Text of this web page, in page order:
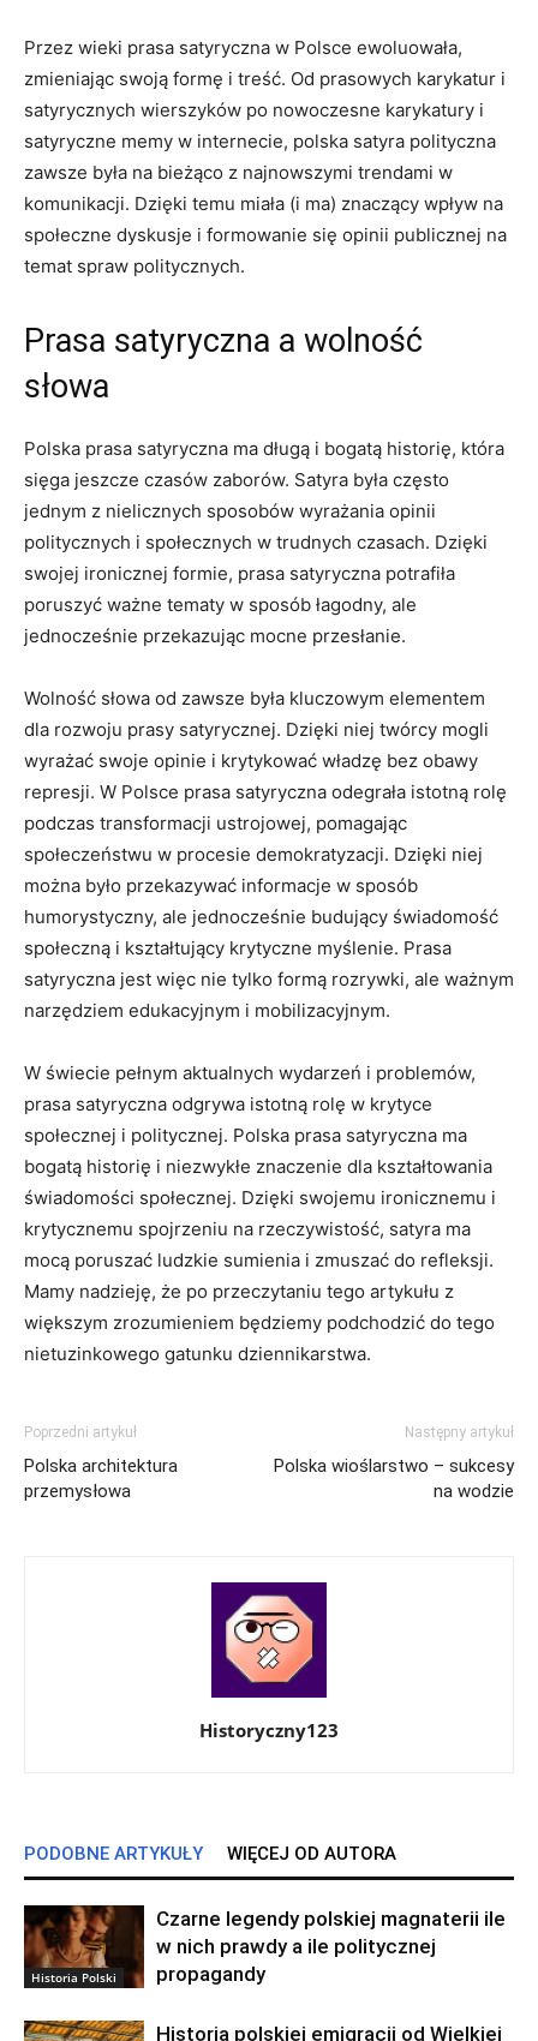
Przez wieki prasa satyryczna w Polsce ewoluowała,
zmieniając swoją formę ​i treść. Od prasowych karykatur i
satyrycznych wierszyków po nowoczesne karykatury i
satyryczne memy w internecie, ‍polska satyra polityczna
zawsze była na bieżąco z⁤ najnowszymi trendami w
komunikacji. Dzięki temu miała (i ma) znaczący wpływ na
społeczne dyskusje i formowanie się opinii ⁢publicznej na
temat spraw politycznych.
Prasa satyryczna a wolność
słowa
Polska prasa ‍satyryczna⁣ ma długą i bogatą historię, która
sięga jeszcze​ czasów zaborów. Satyra była często
jednym z nielicznych sposobów wyrażania opinii
politycznych i społecznych w trudnych czasach. Dzięki
swojej ironicznej formie, prasa ⁢satyryczna potrafiła
poruszyć ważne tematy w sposób łagodny, ale
jednocześnie⁤ przekazując mocne przesłanie.
Wolność słowa od zawsze była kluczowym elementem
dla rozwoju prasy satyrycznej. Dzięki niej twórcy mogli
wyrażać swoje opinie i krytykować władzę bez obawy
represji. ‍W Polsce prasa satyryczna odegrała ⁤istotną rolę
‌podczas transformacji ustrojowej, pomagając
społeczeństwu w ⁢procesie demokratyzacji. Dzięki niej
można było przekazywać informacje w sposób
humorystyczny, ale ⁣jednocześnie budujący świadomość
społeczną i kształtujący krytyczne myślenie. Prasa
satyryczna jest więc nie ​tylko ‌formą⁤ rozrywki, ale ważnym
narzędziem edukacyjnym ⁤i mobilizacyjnym.
W świecie pełnym aktualnych wydarzeń i ⁤problemów,
prasa satyryczna odgrywa istotną rolę w​ krytyce
społecznej i politycznej. Polska prasa satyryczna ma
bogatą historię i niezwykłe znaczenie dla kształtowania
świadomości społecznej. Dzięki​ swojemu ironicznemu ‌i​
krytycznemu ⁣spojrzeniu na rzeczywistość, satyra ma
mocą poruszać ludzkie sumienia i zmuszać​ do refleksji.
Mamy nadzieję, że po przeczytaniu tego artykułu z
większym zrozumieniem będziemy podchodzić ‌do tego
nietuzinkowego ‍gatunku‍ dziennikarstwa.
Poprzedni artykuł
Polska architektura
przemysłowa
Następny artykuł
Polska wioślarstwo – sukcesy
na wodzie
Historyczny123
PODOBNE ARTYKUŁY WIĘCEJ OD AUTORA
Historia Polski
Czarne legendy polskiej magnaterii ile
w nich prawdy a ile politycznej
propagandy
Historia polskiej emigracji od Wielkiej